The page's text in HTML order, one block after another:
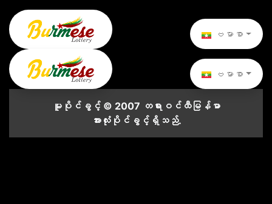
ဗမာစာ
ဗမာစာ
မူပိုင်ခွင့် © 2007 တရားဝင်ထီမြန်မာ
အားလုံးပိုင်ခွင့်ရှိသည်.